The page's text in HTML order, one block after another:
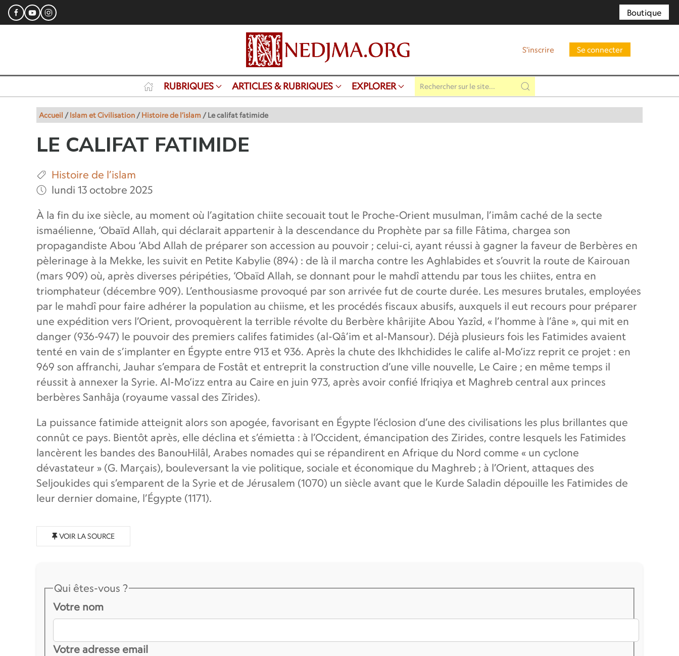
Boutique
S'inscrire Se connecter
RUBRIQUES ARTICLES & RUBRIQUES EXPLORER
Accueil /Islam et Civilisation /Histoire de l’islam /Le califat fatimide
LE CALIFAT FATIMIDE
Histoire de l’islam
lundi 13 octobre 2025
À la fin du ixe siècle, au moment où l’agitation chiite secouait tout le Proche-Orient musulman, l’imâm caché de la secte
ismaélienne, ‘Obaïd Allah, qui déclarait appartenir à la descendance du Prophète par sa fille Fâtima, chargea son
propagandiste Abou ‘Abd Allah de préparer son accession au pouvoir ; celui-ci, ayant réussi à gagner la faveur de Berbères en
pèlerinage à la Mekke, les suivit en Petite Kabylie (894) : de là il marcha contre les Aghlabides et s’ouvrit la route de Kairouan
(mars 909) où, après diverses péripéties, ‘Obaïd Allah, se donnant pour le mahdî attendu par tous les chiites, entra en
triomphateur (décembre 909). L’enthousiasme provoqué par son arrivée fut de courte durée. Les mesures brutales, employées
par le mahdî pour faire adhérer la population au chiisme, et les procédés fiscaux abusifs, auxquels il eut recours pour préparer
une expédition vers l’Orient, provoquèrent la terrible révolte du Berbère khârijite Abou Yazîd, « l’homme à l’âne », qui mit en
danger (936-947) le pouvoir des premiers califes fatimides (al-Qâ’im et al-Mansour). Déjà plusieurs fois les Fatimides avaient
tenté en vain de s’implanter en Égypte entre 913 et 936. Après la chute des Ikhchidides le calife al-Mo‘izz reprit ce projet : en
969 son affranchi, Jauhar s’empara de Fostât et entreprit la construction d’une ville nouvelle, Le Caire ; en même temps il
réussit à annexer la Syrie. Al-Mo‘izz entra au Caire en juin 973, après avoir confié Ifriqiya et Maghreb central aux princes
berbères Sanhâja (royaume vassal des Zîrides).
La puissance fatimide atteignit alors son apogée, favorisant en Égypte l’éclosion d’une des civilisations les plus brillantes que
connût ce pays. Bientôt après, elle déclina et s’émietta : à l’Occident, émancipation des Zirides, contre lesquels les Fatimides
lancèrent les bandes des BanouHilâl, Arabes nomades qui se répandirent en Afrique du Nord comme « un cyclone
dévastateur » (G. Marçais), bouleversant la vie politique, sociale et économique du Maghreb ; à l’Orient, attaques des
Seljoukides qui s’emparent de la Syrie et de Jérusalem (1070) un siècle avant que le Kurde Saladin dépouille les Fatimides de
leur dernier domaine, l’Égypte (1171).
VOIR LA SOURCE
Qui êtes-vous ?
Votre nom
Votre adresse email